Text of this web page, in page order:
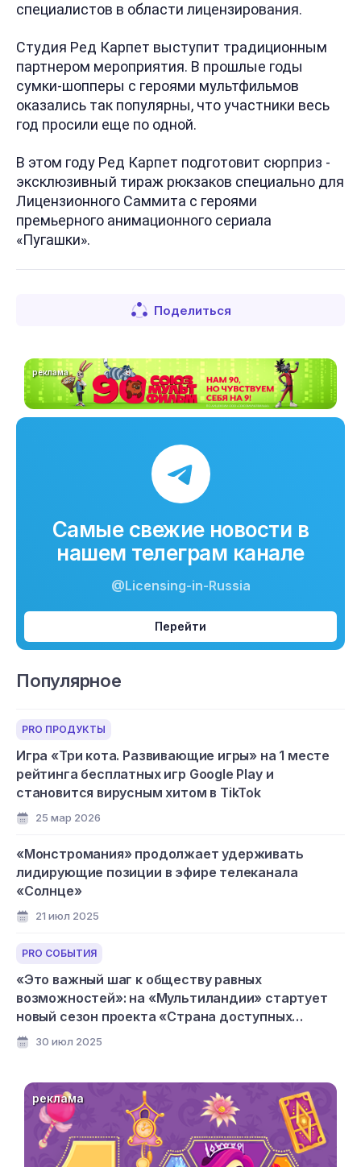
специалистов в области лицензирования.
Студия Ред Карпет выступит традиционным
партнером мероприятия. В прошлые годы
сумки-шопперы с героями мультфильмов
оказались так популярны, что участники весь
год просили еще по одной.
В этом году Ред Карпет подготовит сюрприз -
эксклюзивный тираж рюкзаков специально для
Лицензионного Саммита с героями
премьерного анимационного сериала
«Пугашки».
Поделиться
реклама
Самые свежие новости в
нашем телеграм канале
@Licensing-in-Russia
Перейти
Популярное
PRO ПРОДУКТЫ
Игра «Три кота. Развивающие игры» на 1 месте
рейтинга бесплатных игр Google Play и
становится вирусным хитом в TikTok
25 мар 2026
«Монстромания» продолжает удерживать
лидирующие позиции в эфире телеканала
«Солнце»
21 июл 2025
PRO СОБЫТИЯ
«Это важный шаг к обществу равных
возможностей»: на «Мультиландии» стартует
новый сезон проекта «Страна доступных
мультфильмов»
30 июл 2025
реклама